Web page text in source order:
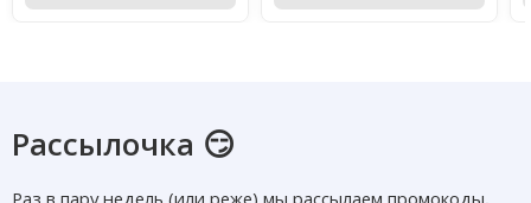
Рассылочка 😏
Раз в пару недель (или реже) мы рассылаем промокоды,